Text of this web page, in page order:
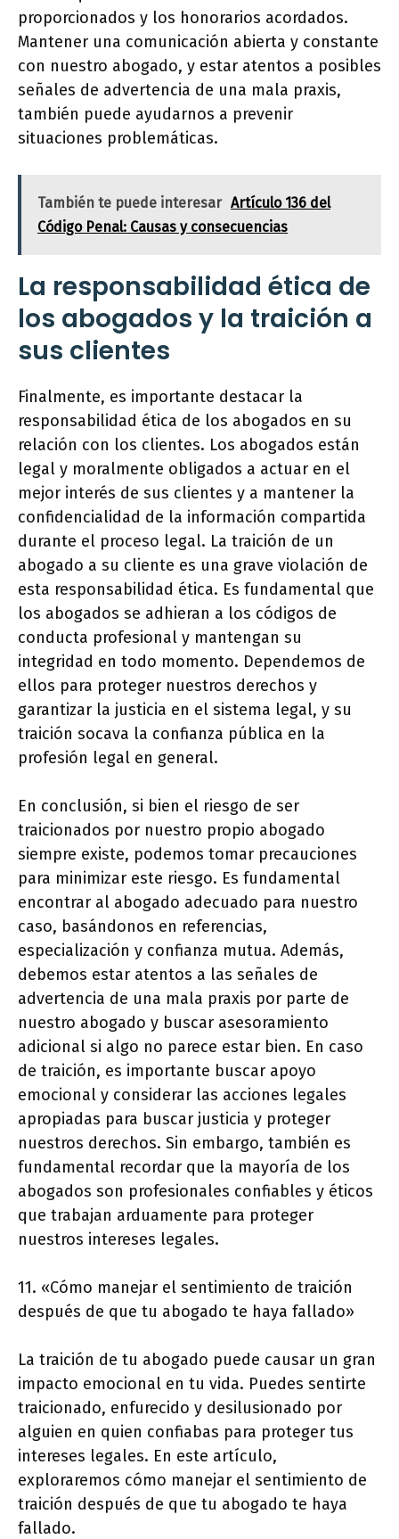
proporcionados y los honorarios acordados.
Mantener una comunicación abierta y constante
con nuestro abogado, y estar atentos a posibles
señales de advertencia de una mala praxis,
también puede ayudarnos a prevenir
situaciones problemáticas.
También te puede interesar Artículo 136 del
Código Penal: Causas y consecuencias
La responsabilidad ética de
los abogados y la traición a
sus clientes
Finalmente, es importante destacar la
responsabilidad ética de los abogados en su
relación con los clientes. Los abogados están
legal y moralmente obligados a actuar en el
mejor interés de sus clientes y a mantener la
confidencialidad de la información compartida
durante el proceso legal. La traición de un
abogado a su cliente es una grave violación de
esta responsabilidad ética. Es fundamental que
los abogados se adhieran a los códigos de
conducta profesional y mantengan su
integridad en todo momento. Dependemos de
ellos para proteger nuestros derechos y
garantizar la justicia en el sistema legal, y su
traición socava la confianza pública en la
profesión legal en general.
En conclusión, si bien el riesgo de ser
traicionados por nuestro propio abogado
siempre existe, podemos tomar precauciones
para minimizar este riesgo. Es fundamental
encontrar al abogado adecuado para nuestro
caso, basándonos en referencias,
especialización y confianza mutua. Además,
debemos estar atentos a las señales de
advertencia de una mala praxis por parte de
nuestro abogado y buscar asesoramiento
adicional si algo no parece estar bien. En caso
de traición, es importante buscar apoyo
emocional y considerar las acciones legales
apropiadas para buscar justicia y proteger
nuestros derechos. Sin embargo, también es
fundamental recordar que la mayoría de los
abogados son profesionales confiables y éticos
que trabajan arduamente para proteger
nuestros intereses legales.
11. «Cómo manejar el sentimiento de traición
después de que tu abogado te haya fallado»
La traición de tu abogado puede causar un gran
impacto emocional en tu vida. Puedes sentirte
traicionado, enfurecido y desilusionado por
alguien en quien confiabas para proteger tus
intereses legales. En este artículo,
exploraremos cómo manejar el sentimiento de
traición después de que tu abogado te haya
fallado.